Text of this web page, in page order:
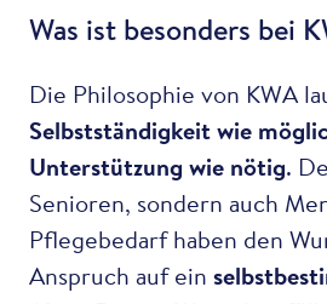
Was ist besonders bei
Die Philosophie von KWA
Selbstständigkeit wie
Unterstützung wie nötig.
Senioren, sondern auch
Pflegebedarf haben den
Anspruch auf ein